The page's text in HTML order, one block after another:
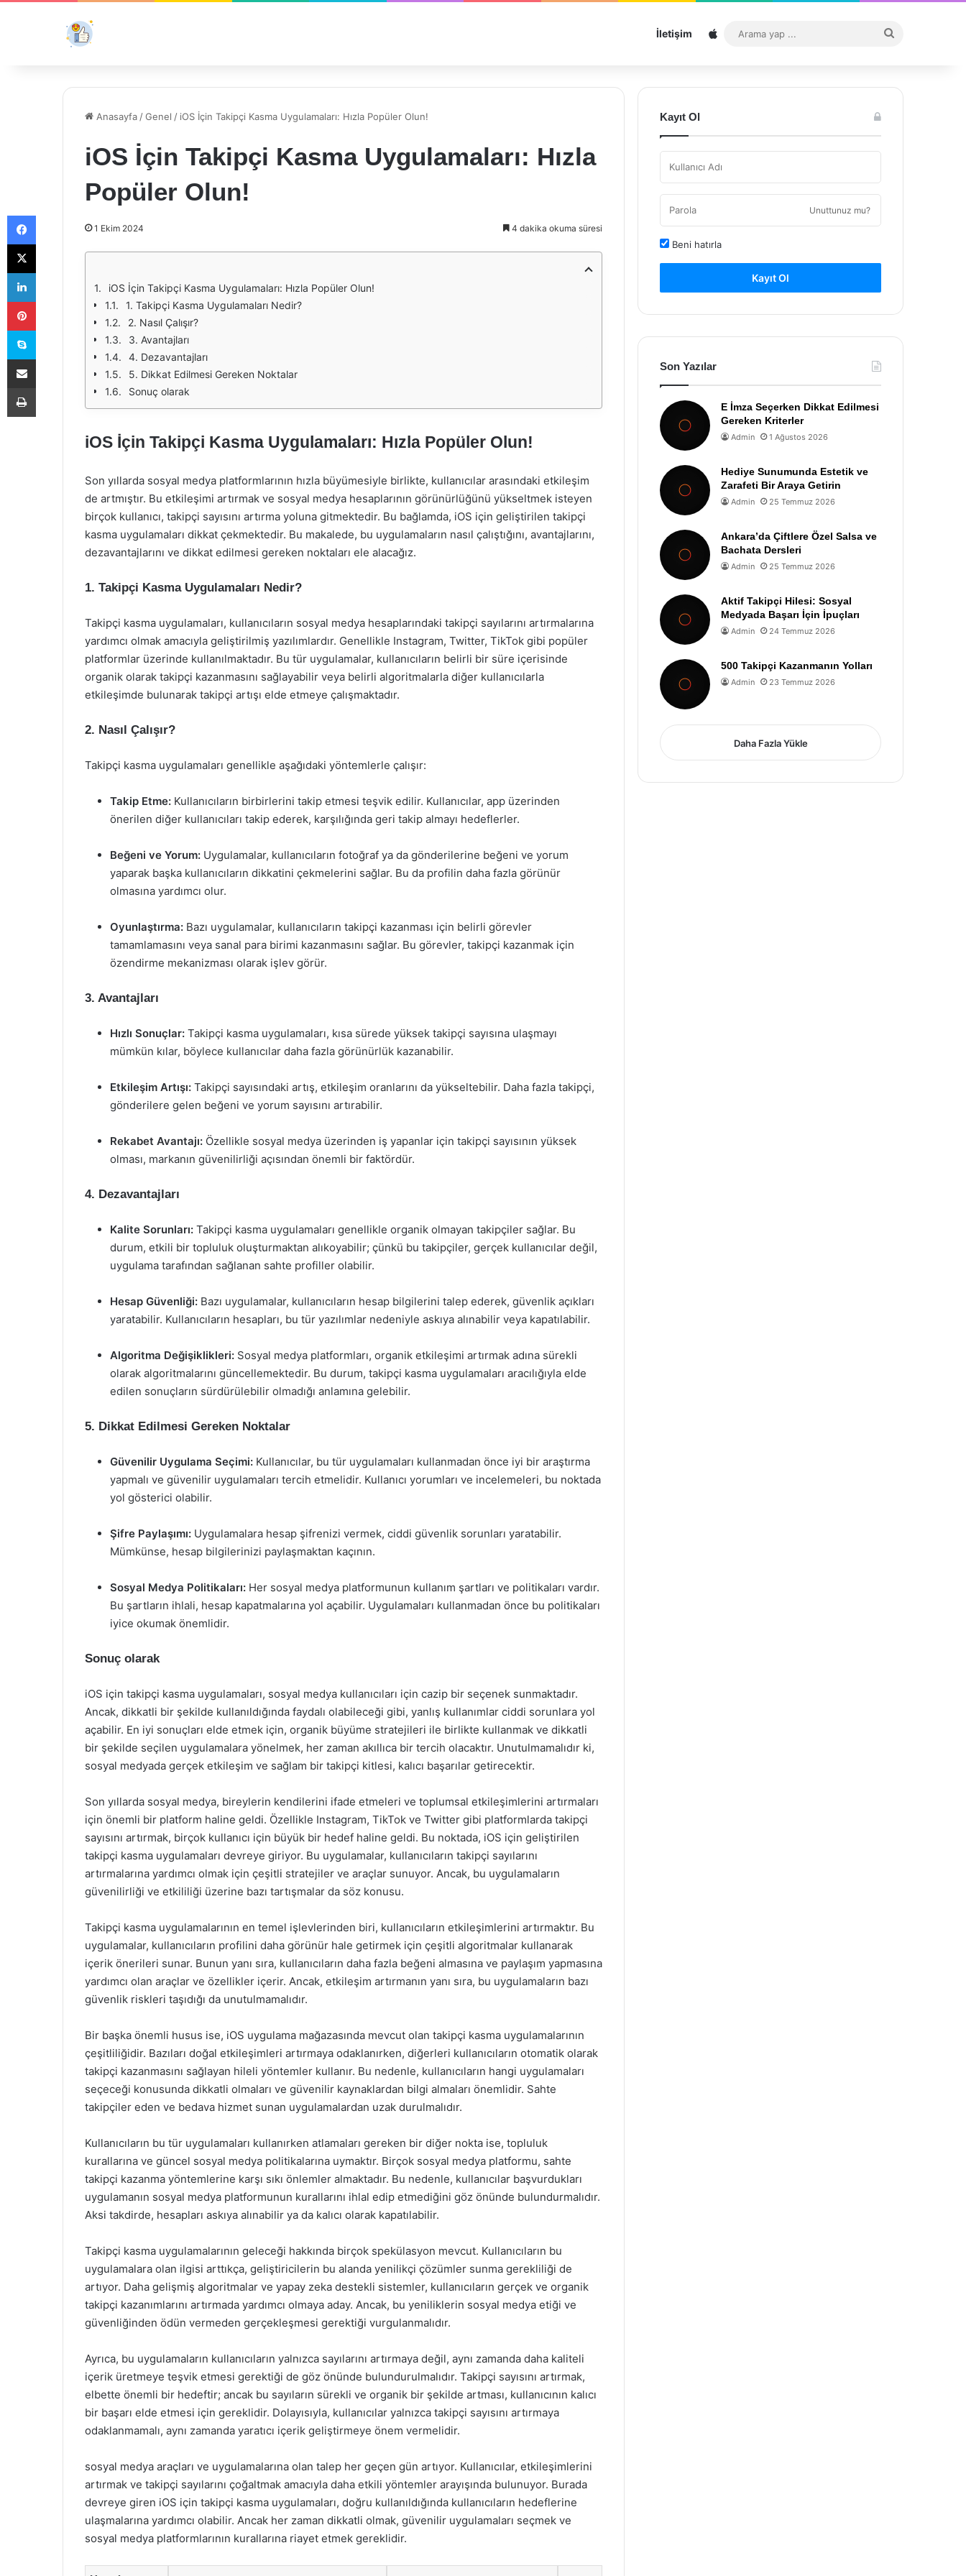
İletişim Sitemap
...
Anasayfa /Genel / iOS İçin Takipçi Kasma Uygulamaları: Hızla Popüler Olun!
iOS İçin Takipçi Kasma Uygulamaları: Hızla
Popüler Olun!
1 Ekim 2024 4 dakika okuma süresi
iOS İçin Takipçi Kasma Uygulamaları: Hızla Popüler Olun!
1. Takipçi Kasma Uygulamaları Nedir?
2. Nasıl Çalışır?
3. Avantajları
4. Dezavantajları
5. Dikkat Edilmesi Gereken Noktalar
Sonuç olarak
iOS İçin Takipçi Kasma Uygulamaları: Hızla Popüler Olun!
Son yıllarda sosyal medya platformlarının hızla büyümesiyle birlikte, kullanıcılar arasındaki etkileşim
de artmıştır. Bu etkileşimi artırmak ve sosyal medya hesaplarının görünürlüğünü yükseltmek isteyen
birçok kullanıcı, takipçi sayısını artırma yoluna gitmektedir. Bu bağlamda, iOS için geliştirilen takipçi
kasma uygulamaları dikkat çekmektedir. Bu makalede, bu uygulamaların nasıl çalıştığını, avantajlarını,
dezavantajlarını ve dikkat edilmesi gereken noktaları ele alacağız.
1. Takipçi Kasma Uygulamaları Nedir?
Takipçi kasma uygulamaları, kullanıcıların sosyal medya hesaplarındaki takipçi sayılarını artırmalarına
yardımcı olmak amacıyla geliştirilmiş yazılımlardır. Genellikle Instagram, Twitter, TikTok gibi popüler
platformlar üzerinde kullanılmaktadır. Bu tür uygulamalar, kullanıcıların belirli bir süre içerisinde
organik olarak takipçi kazanmasını sağlayabilir veya belirli algoritmalarla diğer kullanıcılarla
etkileşimde bulunarak takipçi artışı elde etmeye çalışmaktadır.
2. Nasıl Çalışır?
Takipçi kasma uygulamaları genellikle aşağıdaki yöntemlerle çalışır:
Takip Etme: Kullanıcıların birbirlerini takip etmesi teşvik edilir. Kullanıcılar, app üzerinden
önerilen diğer kullanıcıları takip ederek, karşılığında geri takip almayı hedeflerler.
Beğeni ve Yorum: Uygulamalar, kullanıcıların fotoğraf ya da gönderilerine beğeni ve yorum
yaparak başka kullanıcıların dikkatini çekmelerini sağlar. Bu da profilin daha fazla görünür
olmasına yardımcı olur.
Oyunlaştırma: Bazı uygulamalar, kullanıcıların takipçi kazanması için belirli görevler
tamamlamasını veya sanal para birimi kazanmasını sağlar. Bu görevler, takipçi kazanmak için
özendirme mekanizması olarak işlev görür.
3. Avantajları
Hızlı Sonuçlar: Takipçi kasma uygulamaları, kısa sürede yüksek takipçi sayısına ulaşmayı
mümkün kılar, böylece kullanıcılar daha fazla görünürlük kazanabilir.
Etkileşim Artışı: Takipçi sayısındaki artış, etkileşim oranlarını da yükseltebilir. Daha fazla takipçi,
gönderilere gelen beğeni ve yorum sayısını artırabilir.
Rekabet Avantajı: Özellikle sosyal medya üzerinden iş yapanlar için takipçi sayısının yüksek
olması, markanın güvenilirliği açısından önemli bir faktördür.
4. Dezavantajları
Kalite Sorunları: Takipçi kasma uygulamaları genellikle organik olmayan takipçiler sağlar. Bu
durum, etkili bir topluluk oluşturmaktan alıkoyabilir; çünkü bu takipçiler, gerçek kullanıcılar değil,
uygulama tarafından sağlanan sahte profiller olabilir.
Hesap Güvenliği: Bazı uygulamalar, kullanıcıların hesap bilgilerini talep ederek, güvenlik açıkları
yaratabilir. Kullanıcıların hesapları, bu tür yazılımlar nedeniyle askıya alınabilir veya kapatılabilir.
Algoritma Değişiklikleri: Sosyal medya platformları, organik etkileşimi artırmak adına sürekli
olarak algoritmalarını güncellemektedir. Bu durum, takipçi kasma uygulamaları aracılığıyla elde
edilen sonuçların sürdürülebilir olmadığı anlamına gelebilir.
5. Dikkat Edilmesi Gereken Noktalar
Güvenilir Uygulama Seçimi: Kullanıcılar, bu tür uygulamaları kullanmadan önce iyi bir araştırma
yapmalı ve güvenilir uygulamaları tercih etmelidir. Kullanıcı yorumları ve incelemeleri, bu noktada
yol gösterici olabilir.
Şifre Paylaşımı: Uygulamalara hesap şifrenizi vermek, ciddi güvenlik sorunları yaratabilir.
Mümkünse, hesap bilgilerinizi paylaşmaktan kaçının.
Sosyal Medya Politikaları: Her sosyal medya platformunun kullanım şartları ve politikaları vardır.
Bu şartların ihlali, hesap kapatmalarına yol açabilir. Uygulamaları kullanmadan önce bu politikaları
iyice okumak önemlidir.
Sonuç olarak
iOS için takipçi kasma uygulamaları, sosyal medya kullanıcıları için cazip bir seçenek sunmaktadır.
Ancak, dikkatli bir şekilde kullanıldığında faydalı olabileceği gibi, yanlış kullanımlar ciddi sorunlara yol
açabilir. En iyi sonuçları elde etmek için, organik büyüme stratejileri ile birlikte kullanmak ve dikkatli
bir şekilde seçilen uygulamalara yönelmek, her zaman akıllıca bir tercih olacaktır. Unutulmamalıdır ki,
sosyal medyada gerçek etkileşim ve sağlam bir takipçi kitlesi, kalıcı başarılar getirecektir.
Son yıllarda sosyal medya, bireylerin kendilerini ifade etmeleri ve toplumsal etkileşimlerini artırmaları
için önemli bir platform haline geldi. Özellikle Instagram, TikTok ve Twitter gibi platformlarda takipçi
sayısını artırmak, birçok kullanıcı için büyük bir hedef haline geldi. Bu noktada, iOS için geliştirilen
takipçi kasma uygulamaları devreye giriyor. Bu uygulamalar, kullanıcıların takipçi sayılarını
artırmalarına yardımcı olmak için çeşitli stratejiler ve araçlar sunuyor. Ancak, bu uygulamaların
güvenilirliği ve etkililiği üzerine bazı tartışmalar da söz konusu.
Takipçi kasma uygulamalarının en temel işlevlerinden biri, kullanıcıların etkileşimlerini artırmaktır. Bu
uygulamalar, kullanıcıların profilini daha görünür hale getirmek için çeşitli algoritmalar kullanarak
içerik önerileri sunar. Bunun yanı sıra, kullanıcıların daha fazla beğeni almasına ve paylaşım yapmasına
yardımcı olan araçlar ve özellikler içerir. Ancak, etkileşim artırmanın yanı sıra, bu uygulamaların bazı
güvenlik riskleri taşıdığı da unutulmamalıdır.
Bir başka önemli husus ise, iOS uygulama mağazasında mevcut olan takipçi kasma uygulamalarının
çeşitliliğidir. Bazıları doğal etkileşimleri artırmaya odaklanırken, diğerleri kullanıcıların otomatik olarak
takipçi kazanmasını sağlayan hileli yöntemler kullanır. Bu nedenle, kullanıcıların hangi uygulamaları
seçeceği konusunda dikkatli olmaları ve güvenilir kaynaklardan bilgi almaları önemlidir. Sahte
takipçiler eden ve bedava hizmet sunan uygulamalardan uzak durulmalıdır.
Kullanıcıların bu tür uygulamaları kullanırken atlamaları gereken bir diğer nokta ise, topluluk
kurallarına ve güncel sosyal medya politikalarına uymaktır. Birçok sosyal medya platformu, sahte
takipçi kazanma yöntemlerine karşı sıkı önlemler almaktadır. Bu nedenle, kullanıcılar başvurdukları
uygulamanın sosyal medya platformunun kurallarını ihlal edip etmediğini göz önünde bulundurmalıdır.
Aksi takdirde, hesapları askıya alınabilir ya da kalıcı olarak kapatılabilir.
Takipçi kasma uygulamalarının geleceği hakkında birçok spekülasyon mevcut. Kullanıcıların bu
uygulamalara olan ilgisi arttıkça, geliştiricilerin bu alanda yenilikçi çözümler sunma gerekliliği de
artıyor. Daha gelişmiş algoritmalar ve yapay zeka destekli sistemler, kullanıcıların gerçek ve organik
takipçi kazanımlarını artırmada yardımcı olmaya aday. Ancak, bu yeniliklerin sosyal medya etiği ve
güvenliğinden ödün vermeden gerçekleşmesi gerektiği vurgulanmalıdır.
Ayrıca, bu uygulamaların kullanıcıların yalnızca sayılarını artırmaya değil, aynı zamanda daha kaliteli
içerik üretmeye teşvik etmesi gerektiği de göz önünde bulundurulmalıdır. Takipçi sayısını artırmak,
elbette önemli bir hedeftir; ancak bu sayıların sürekli ve organik bir şekilde artması, kullanıcının kalıcı
bir başarı elde etmesi için gereklidir. Dolayısıyla, kullanıcılar yalnızca takipçi sayısını artırmaya
odaklanmamalı, aynı zamanda yaratıcı içerik geliştirmeye önem vermelidir.
sosyal medya araçları ve uygulamalarına olan talep her geçen gün artıyor. Kullanıcılar, etkileşimlerini
artırmak ve takipçi sayılarını çoğaltmak amacıyla daha etkili yöntemler arayışında bulunuyor. Burada
devreye giren iOS için takipçi kasma uygulamaları, doğru kullanıldığında kullanıcıların hedeflerine
ulaşmalarına yardımcı olabilir. Ancak her zaman dikkatli olmak, güvenilir uygulamaları seçmek ve
sosyal medya platformlarının kurallarına riayet etmek gereklidir.
Kayıt Ol
Unuttunuz mu?
Beni hatırla
Kayıt Ol
Son Yazılar
E İmza Seçerken Dikkat Edilmesi
Gereken Kriterler
Admin 1 Ağustos 2026
Hediye Sunumunda Estetik ve
Zarafeti Bir Araya Getirin
Admin 25 Temmuz 2026
Ankara’da Çiftlere Özel Salsa ve
Bachata Dersleri
Admin 25 Temmuz 2026
Aktif Takipçi Hilesi: Sosyal
Medyada Başarı İçin İpuçları
Admin 24 Temmuz 2026
500 Takipçi Kazanmanın Yolları
Admin 23 Temmuz 2026
Daha Fazla Yükle
Facebook
X
LinkedIn
Pinterest
Skype
E-Posta ile paylaş